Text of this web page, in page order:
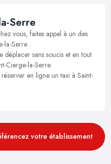
Serre
vous, faites appel à un des
la-Serre .
déplacer sans soucis et en tout
Cierge-la-Serre.
en ligne un taxi à Saint-
votre établissement